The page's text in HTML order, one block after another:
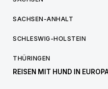
SACHSEN-ANHALT
SCHLESWIG-HOLSTEIN
THÜRINGEN
REISEN MIT HUND IN